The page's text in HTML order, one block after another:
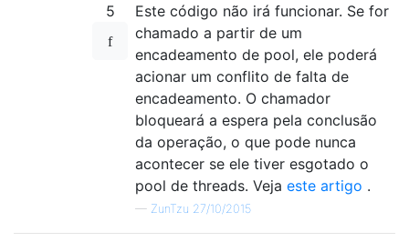
{
                    workItemsWaiting
}
}
}
override
return
this ;
}
}
5
Este código não irá funcionar. Se for
chamado a partir de um
encadeamento de pool, ele poderá
acionar um conflito de falta de
encadeamento. O chamador
bloqueará a espera pela conclusão
da operação, o que pode nunca
acontecer se ele tiver esgotado o
pool de threads. Veja este artigo .
— ZunTzu 27/10/2015